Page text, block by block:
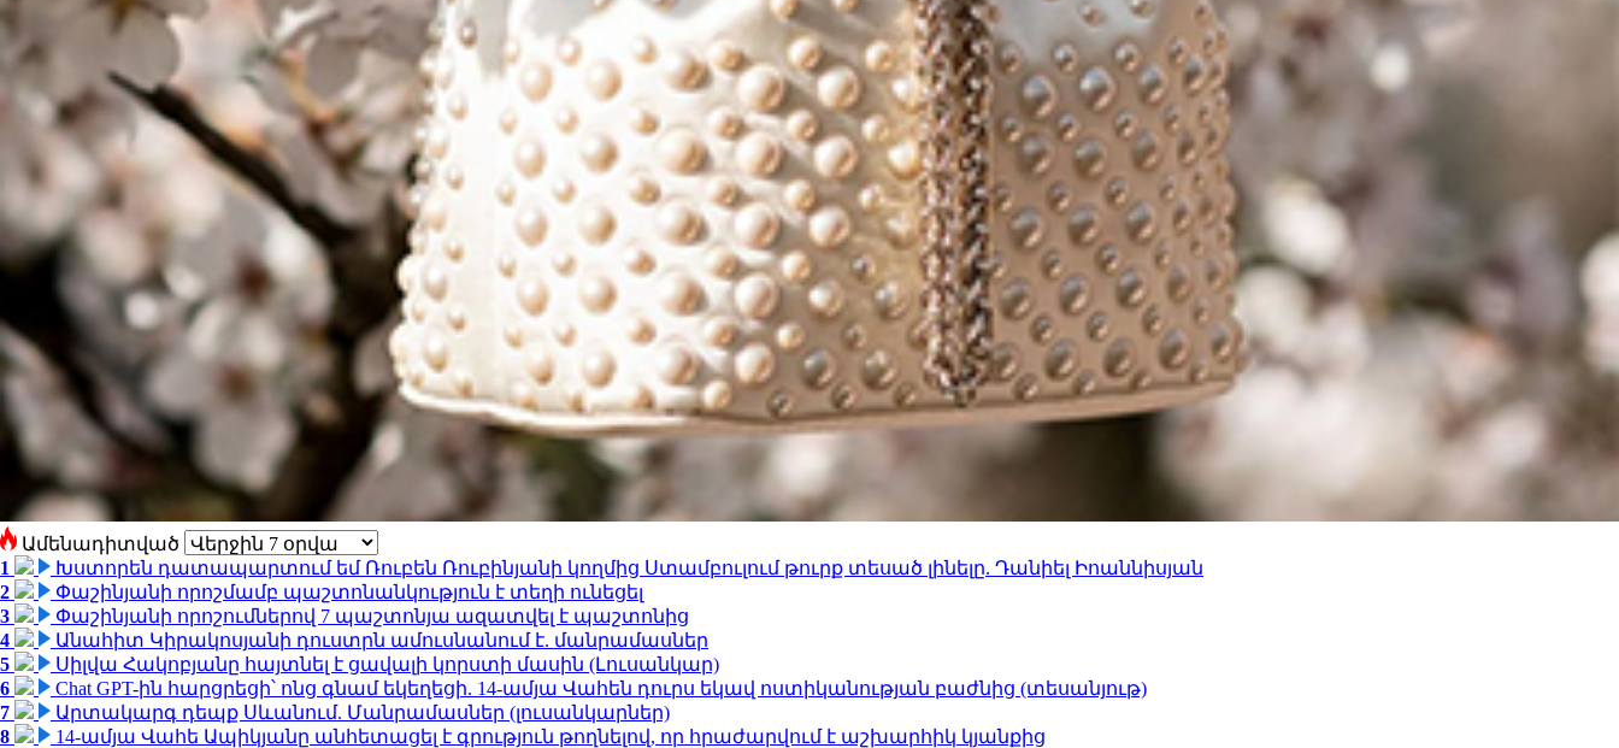
Ամենադիտված
1
Խստորեն դատապարտում եմ Ռուբեն Ռուբինյանի կողմից Ստամբուլում թուրք տեսած լինելը. Դանիել Իոաննիսյան
2
Փաշինյանի որոշմամբ պաշտոնանկություն է տեղի ունեցել
3
Փաշինյանի որոշումներով 7 պաշտոնյա ազատվել է պաշտոնից
4
Անահիտ Կիրակոսյանի դուստրն ամուսնանում է. մանրամասներ
5
Սիլվա Հակոբյանը հայտնել է ցավալի կորստի մասին (Լուսանկար)
6
Chat GPT-ին հարցրեցի՝ ոնց գնամ եկեղեցի. 14-ամյա Վահեն դուրս եկավ ոստիկանության բաժնից (տեսանյութ)
7
Արտակարգ դեպք Սևանում. Մանրամասներ (լուսանկարներ)
8
14-ամյա Վահե Ապիկյանը անհետացել է գրություն թողնելով, որ հրաժարվում է աշխարհիկ կյանքից